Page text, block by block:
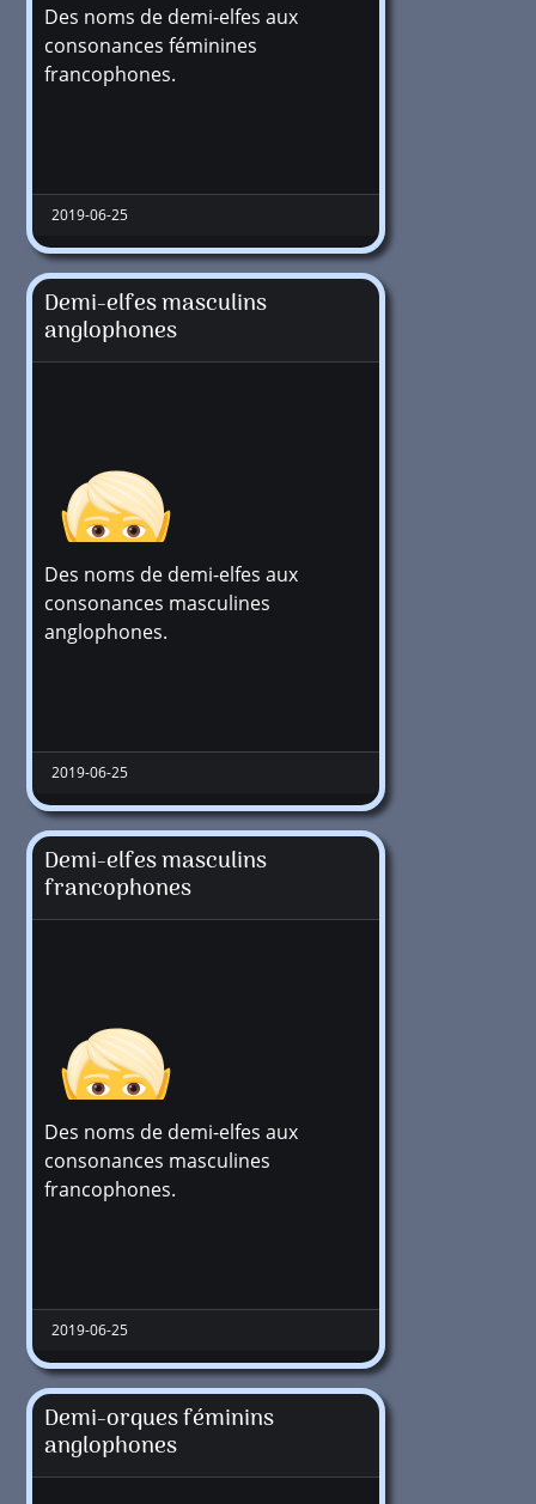
Des noms de demi-elfes aux
consonances féminines
francophones.
2019-06-25
Demi-elfes masculins
anglophones
Des noms de demi-elfes aux
consonances masculines
anglophones.
2019-06-25
Demi-elfes masculins
francophones
Des noms de demi-elfes aux
consonances masculines
francophones.
2019-06-25
Demi-orques féminins
anglophones